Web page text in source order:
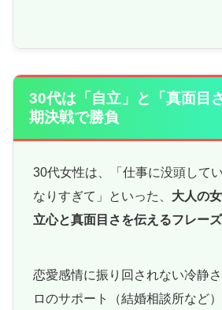
30代は「自立」と「真面目
期決戦で勝負
30代女性は、「仕事に没頭して
なりすぎて」といった、 大人の
立心と真面目さを伝えるフレーズ
恋愛感情に振り回されない冷静
ロのサポート（結婚相談所など